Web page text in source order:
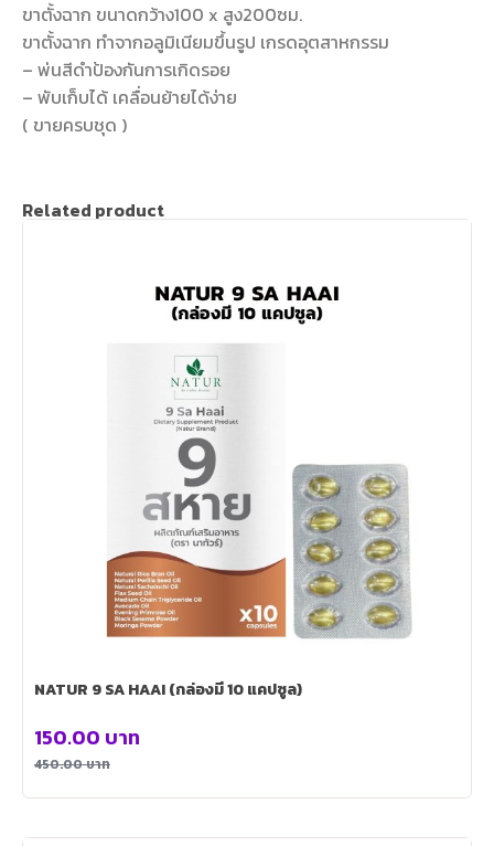
ขาตั้งฉาก ขนาดกว้าง100 x สูง200ซม.
ขาตั้งฉาก ทำจากอลูมิเนียมขึ้นรูป เกรดอุตสาหกรรม
– พ่นสีดำป้องกันการเกิดรอย
– พับเก็บได้ เคลื่อนย้ายได้ง่าย
( ขายครบชุด )
Related product
NATUR 9 SA HAAI (กล่องมี 10 แคปซูล)
450.00บาท
150.00 บาท